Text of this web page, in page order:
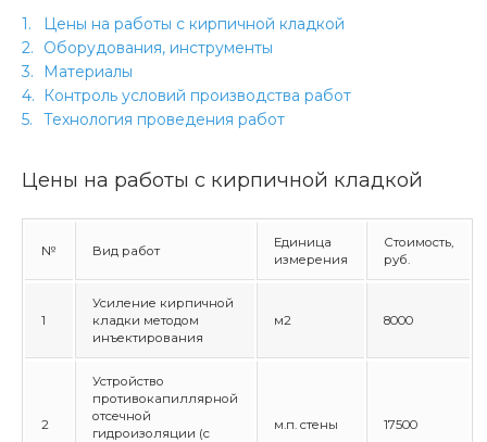
Цены на работы с кирпичной кладкой
Оборудования, инструменты
Материалы
Контроль условий производства работ
Технология проведения работ
Цены на работы с кирпичной кладкой
№ Вид работ
Единица
измерения
Стоимость,
руб.
1
Усиление кирпичной
кладки методом
инъектирования
м2 8000
2
Устройство
противокапиллярной
отсечной
гидроизоляции (с
м.п. стены 17500